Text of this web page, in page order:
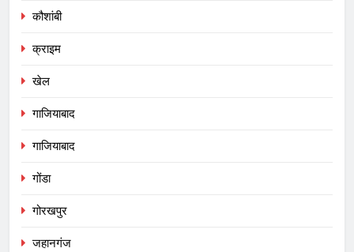
कौशांबी
क्राइम
खेल
गाजियाबाद
गाजियाबाद
गोंडा
गोरखपुर
जहानगंज